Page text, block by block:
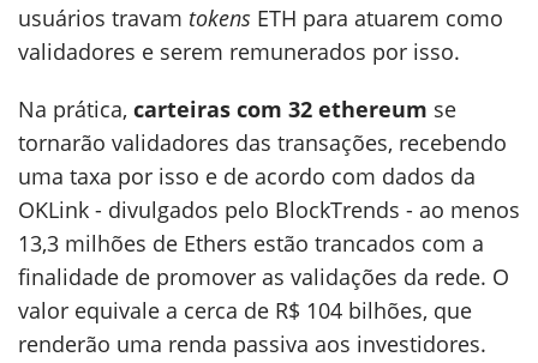
usuários travam tokens ETH para atuarem como
validadores e serem remunerados por isso.
Na prática, carteiras com 32 ethereum se
tornarão validadores das transações, recebendo
uma taxa por isso e de acordo com dados da
OKLink - divulgados pelo BlockTrends - ao menos
13,3 milhões de Ethers estão trancados com a
finalidade de promover as validações da rede. O
valor equivale a cerca de R$ 104 bilhões, que
renderão uma renda passiva aos investidores.